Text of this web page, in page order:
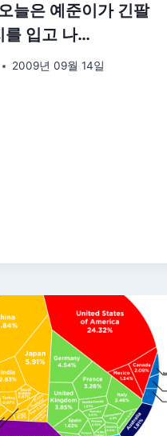
늘은 예준이가 긴팔
를 입고 나…
2009년 09월 14일